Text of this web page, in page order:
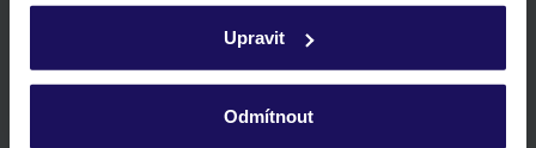
ochrany osobních údajů.Upravit
Odmítnout
Stáhněte si bezplatnou aplikaci TUI
rychlé vyhledávání a prohlížení nabídek
seznam oblíbených nabídek a možnost jejich sdílení
kontakt s TUI a všechny informace o tvé rezervaci v myTUI